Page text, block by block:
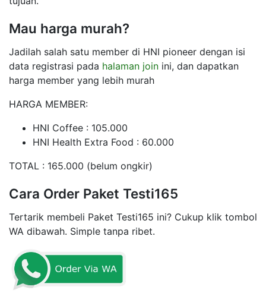
Mau harga murah?
Jadilah salah satu member di HNI pioneer dengan isi
data registrasi pada halaman join ini, dan dapatkan
harga member yang lebih murah
HARGA MEMBER:
HNI Coffee : 105.000
HNI Health Extra Food : 60.000
TOTAL : 165.000 (belum ongkir)
Cara Order Paket Testi165
Tertarik membeli Paket Testi165 ini? Cukup klik tombol
WA dibawah. Simple tanpa ribet.